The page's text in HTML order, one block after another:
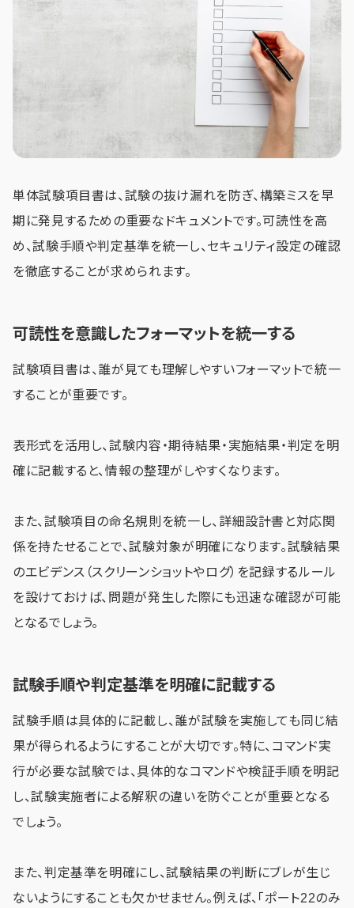
単体試験項目書は、試験の抜け漏れを防ぎ、構築ミスを早
期に発見するための重要なドキュメントです。可読性を高
め、試験手順や判定基準を統一し、セキュリティ設定の確認
を徹底することが求められます。
可読性を意識したフォーマットを統一する
試験項目書は、誰が見ても理解しやすいフォーマットで統一
することが重要です。
表形式を活用し、試験内容・期待結果・実施結果・判定を明
確に記載すると、情報の整理がしやすくなります。
また、試験項目の命名規則を統一し、詳細設計書と対応関
係を持たせることで、試験対象が明確になります。試験結果
のエビデンス（スクリーンショットやログ）を記録するルール
を設けておけば、問題が発生した際にも迅速な確認が可能
となるでしょう。
試験手順や判定基準を明確に記載する
試験手順は具体的に記載し、誰が試験を実施しても同じ結
果が得られるようにすることが大切です。特に、コマンド実
行が必要な試験では、具体的なコマンドや検証手順を明記
し、試験実施者による解釈の違いを防ぐことが重要となる
でしょう。
また、判定基準を明確にし、試験結果の判断にブレが生じ
ないようにすることも欠かせません。例えば、「ポート22のみ